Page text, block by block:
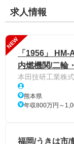
求人情報
NEW
「1956」
内燃機関/二輪
本田技研工業株
熊本県
年収800万円～
福岡/うきは市/